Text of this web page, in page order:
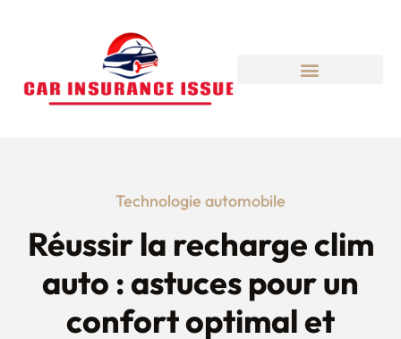
Technologie automobile
Réussir la recharge clim
auto : astuces pour un
confort optimal et